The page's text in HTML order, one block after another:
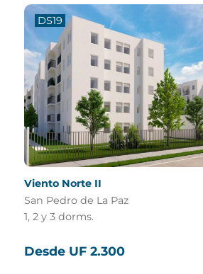
DS19
Viento Norte II
San Pedro de La Paz
1, 2 y 3 dorms.
Desde UF 2.300